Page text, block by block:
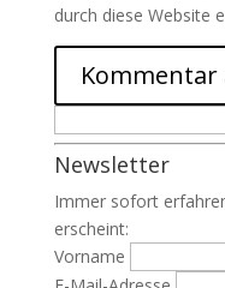
durch diese Website
nach:
Newsletter
Immer sofort
erscheint:
Vorname